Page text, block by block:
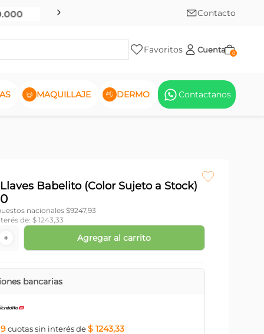
Contacto
Favoritos Cuenta 0
MAQUILLAJE DERMO Contactanos
Babelito (Color Sujeto a Stock)
nacionales $9247,93
de: $ 1243,33
＋
Agregar al carrito
bancarias
9cuotassin interésde$ 1243,33